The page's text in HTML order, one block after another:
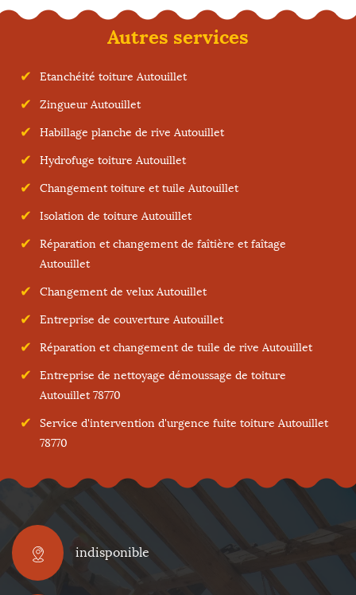
Autres services
Etanchéité toiture Autouillet
Zingueur Autouillet
Habillage planche de rive Autouillet
Hydrofuge toiture Autouillet
Changement toiture et tuile Autouillet
Isolation de toiture Autouillet
Réparation et changement de faîtière et faîtage
Autouillet
Changement de velux Autouillet
Entreprise de couverture Autouillet
Réparation et changement de tuile de rive Autouillet
Entreprise de nettoyage démoussage de toiture
Autouillet 78770
Service d'intervention d'urgence fuite toiture Autouillet
78770
indisponible